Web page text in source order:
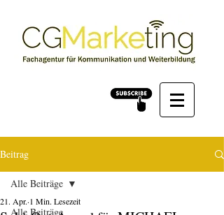
Beitrag
Alle Beiträge
Alle Beiträge
21. Apr. 1 Min. Lesezeit